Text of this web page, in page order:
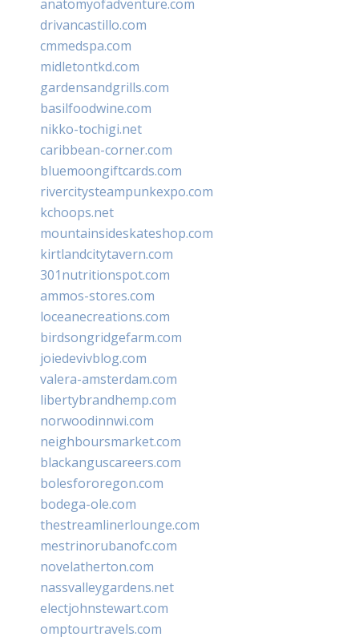
anatomyofadventure.com
drivancastillo.com
cmmedspa.com
midletontkd.com
gardensandgrills.com
basilfoodwine.com
nikko-tochigi.net
caribbean-corner.com
bluemoongiftcards.com
rivercitysteampunkexpo.com
kchoops.net
mountainsideskateshop.com
kirtlandcitytavern.com
301nutritionspot.com
ammos-stores.com
loceanecreations.com
birdsongridgefarm.com
joiedevivblog.com
valera-amsterdam.com
libertybrandhemp.com
norwoodinnwi.com
neighboursmarket.com
blackanguscareers.com
bolesfororegon.com
bodega-ole.com
thestreamlinerlounge.com
mestrinorubanofc.com
novelatherton.com
nassvalleygardens.net
electjohnstewart.com
omptourtravels.com